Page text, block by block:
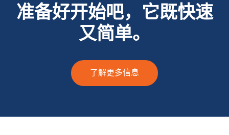
准备好开始吧，它既快速
又简单。
了解更多信息